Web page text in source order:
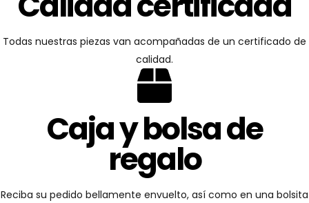
Todas nuestras piezas van acompañadas de un certificado de
calidad.
Caja y bolsa de
regalo
Reciba su pedido bellamente envuelto, así como en una bolsita